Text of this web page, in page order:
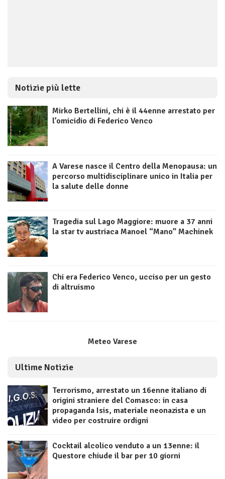
Notizie più lette
Mirko Bertellini, chi è il 44enne arrestato per
l’omicidio di Federico Venco
A Varese nasce il Centro della Menopausa: un
percorso multidisciplinare unico in Italia per
la salute delle donne
Tragedia sul Lago Maggiore: muore a 37 anni
la star tv austriaca Manoel “Mano” Machinek
Chi era Federico Venco, ucciso per un gesto
di altruismo
Meteo Varese
Ultime Notizie
Terrorismo, arrestato un 16enne italiano di
origini straniere del Comasco: in casa
propaganda Isis, materiale neonazista e un
video per costruire ordigni
Cocktail alcolico venduto a un 13enne: il
Questore chiude il bar per 10 giorni